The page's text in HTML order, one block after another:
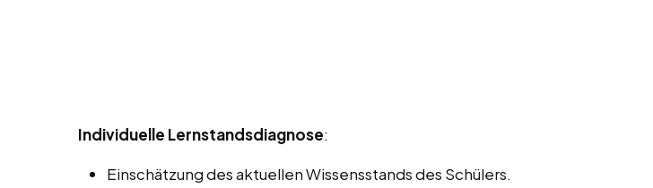
Individuelle Lernstandsdiagnose:
Einschätzung des aktuellen Wissensstands des Schülers.